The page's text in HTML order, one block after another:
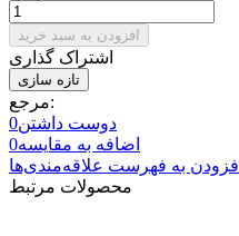
افزودن به سبد خرید
اشتراک گذاری
مرجع:
دوست داشتن0
اضافه به مقایسه0
افزودن به فهرست علاقه‌مندی‌ها
محصولات مرتبط